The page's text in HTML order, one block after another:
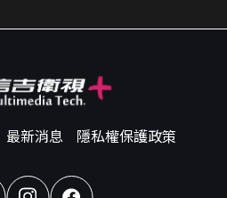
最新消息 隱私權保護政策